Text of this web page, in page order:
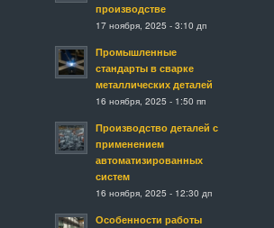
производстве
17 ноября, 2025 - 3:10 дп
Промышленные
стандарты в сварке
металлических деталей
16 ноября, 2025 - 1:50 пп
Производство деталей с
применением
автоматизированных
систем
16 ноября, 2025 - 12:30 дп
Особенности работы